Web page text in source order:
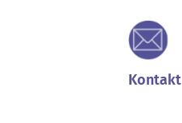
Kontakt